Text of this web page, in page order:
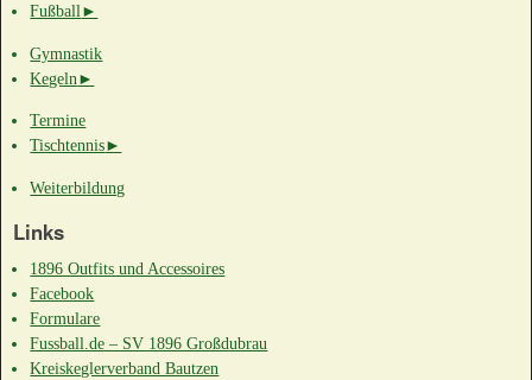
Fußball►
Gymnastik
Kegeln►
Termine
Tischtennis►
Weiterbildung
Links
1896 Outfits und Accessoires
Facebook
Formulare
Fussball.de – SV 1896 Großdubrau
Kreiskeglerverband Bautzen